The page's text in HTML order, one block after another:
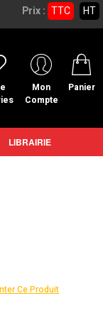
Prix : TTC HT
Mon
Compte
Panier
LIBRAIRIE
Ce Produit